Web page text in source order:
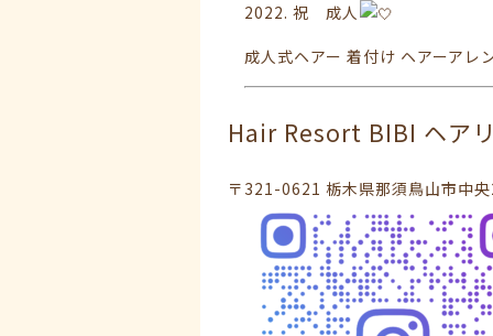
2022. 祝 成人
成人式ヘアー 着付け ヘアーア
Hair Resort BIBI ヘア
〒321-0621 栃木県那須鳥山市中